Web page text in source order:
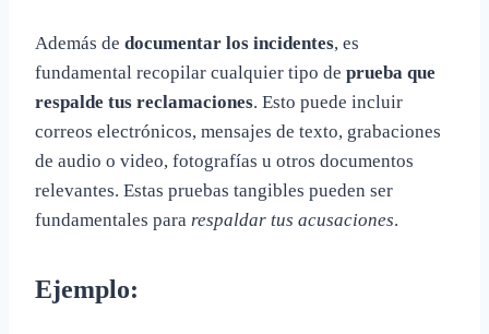
Además de documentar los incidentes, es
fundamental recopilar cualquier tipo de prueba que
respalde tus reclamaciones. Esto puede incluir
correos electrónicos, mensajes de texto, grabaciones
de audio o video, fotografías u otros documentos
relevantes. Estas pruebas tangibles pueden ser
fundamentales para respaldar tus acusaciones.
Ejemplo: